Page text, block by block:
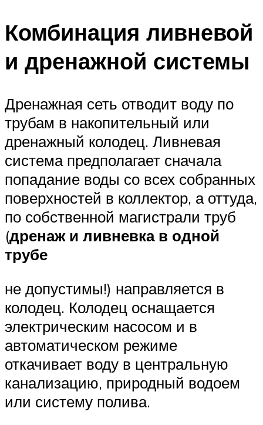
Комбинация ливневой
и дренажной системы
Дренажная сеть отводит воду по
трубам в накопительный или
дренажный колодец. Ливневая
система предполагает сначала
попадание воды со всех собранных
поверхностей в коллектор, а оттуда,
по собственной магистрали труб
(дренаж и ливневка в одной
трубе
не допустимы!) направляется в
колодец. Колодец оснащается
электрическим насосом и в
автоматическом режиме
откачивает воду в центральную
канализацию, природный водоем
или систему полива.